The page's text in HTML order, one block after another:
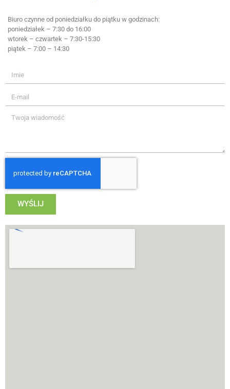
Biuro czynne od poniedziałku do piątku w godzinach:
poniedziałek – 7:30 do 16:00
wtorek – czwartek – 7:30-15:30
piątek – 7:00 – 14:30
WYŚLIJ